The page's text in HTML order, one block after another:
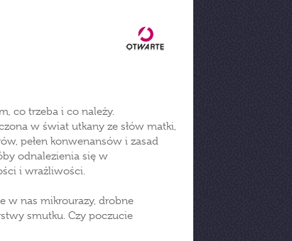
co trzeba i co należy.
w świat utkany ze słów matki,
pełen konwenansów i zasad
odnalezienia się w
i wrażliwości.
w nas mikrourazy, drobne
smutku. Czy poczucie